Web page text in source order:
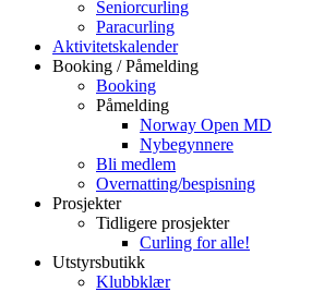
Seniorcurling
Paracurling
Aktivitetskalender
Booking / Påmelding
Booking
Påmelding
Norway Open MD
Nybegynnere
Bli medlem
Overnatting/bespisning
Prosjekter
Tidligere prosjekter
Curling for alle!
Utstyrsbutikk
Klubbklær